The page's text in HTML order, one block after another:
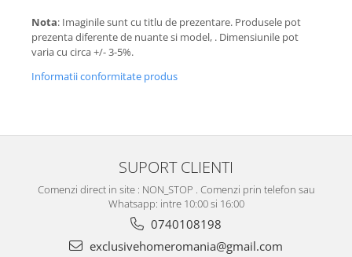
Nota: Imaginile sunt cu titlu de prezentare. Produsele pot
prezenta diferente de nuante si model, . Dimensiunile pot
varia cu circa +/- 3-5%.
Informatii conformitate produs
SUPORT CLIENTI
Comenzi direct in site : NON_STOP . Comenzi prin telefon sau
Whatsapp: intre 10:00 si 16:00
0740108198
exclusivehomeromania@gmail.com